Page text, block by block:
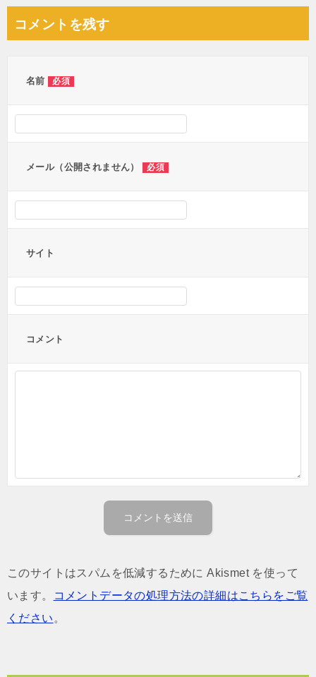
ビ
コメントを残す
名前 必須
メール（公開されません） 必須
サイト
コメント
このサイトはスパムを低減するために Akismet を使って
います。
コメントデータの処理方法の詳細はこちらをご覧
ください 。